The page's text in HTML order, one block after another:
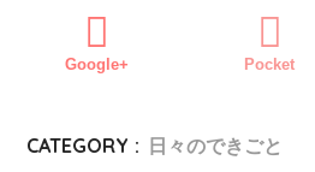
Google+ Pocket
CATEGORY : 日々のできごと